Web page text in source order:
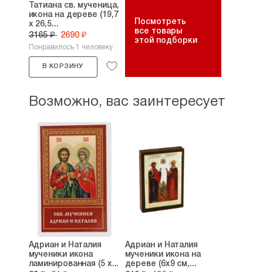
Татиана св. мученица,
икона на дереве (19,7
х 26,5...
3165 ₽ 2690 ₽
Понравилось 1 человеку
В КОРЗИНУ
Посмотреть
все товары
этой подборки
Возможно, вас заинтересует
Адриан и Наталия
мученики икона
ламинированная (5 х...
Адриан и Наталия
мученики икона на
дереве (6х9 см,...